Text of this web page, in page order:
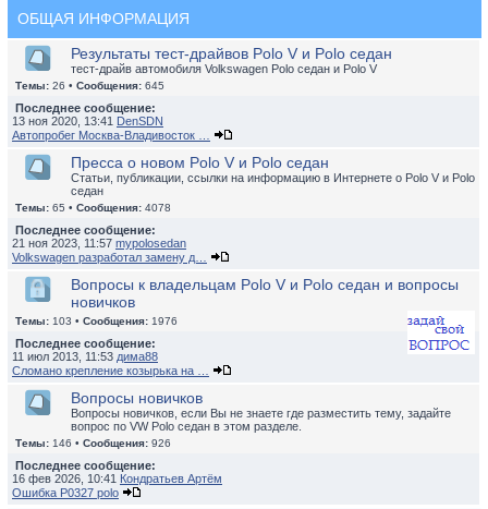
ОБЩАЯ ИНФОРМАЦИЯ
Результаты тест-драйвов Polo V и Polo седан
тест-драйв автомобиля Volkswagen Polo седан и Polo V
Темы: 26 • Сообщения: 645
Последнее сообщение:
13 ноя 2020, 13:41 DenSDN
Автопробег Москва-Владивосток …
Пресса о новом Polo V и Polo седан
Статьи, публикации, ссылки на информацию в Интернете о Polo V и Polo
седан
Темы: 65 • Сообщения: 4078
Последнее сообщение:
21 ноя 2023, 11:57 mypolosedan
Volkswagen разработал замену д…
Вопросы к владельцам Polo V и Polo седан и вопросы
новичков
Темы: 103 • Сообщения: 1976
Последнее сообщение:
11 июл 2013, 11:53 дима88
Сломано крепление козырька на …
Вопросы новичков
Вопросы новичков, если Вы не знаете где разместить тему, задайте
вопрос по VW Polo седан в этом разделе.
Темы: 146 • Сообщения: 926
Последнее сообщение:
16 фев 2026, 10:41 Кондратьев Артём
Ошибка P0327 polo